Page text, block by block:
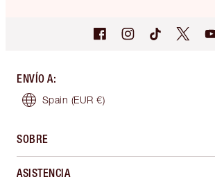
ENVÍO A:
Spain (EUR €)
SOBRE
ASISTENCIA